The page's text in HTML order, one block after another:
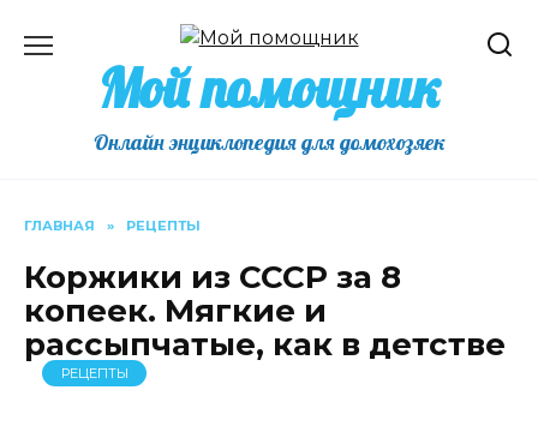
содержаниюМой помощник
Онлайн энциклопедия для домохозяек
ГЛАВНАЯ » РЕЦЕПТЫ
Коржики из СССР за 8
копеек. Мягкие и
рассыпчатые, как в детстве
РЕЦЕПТЫ